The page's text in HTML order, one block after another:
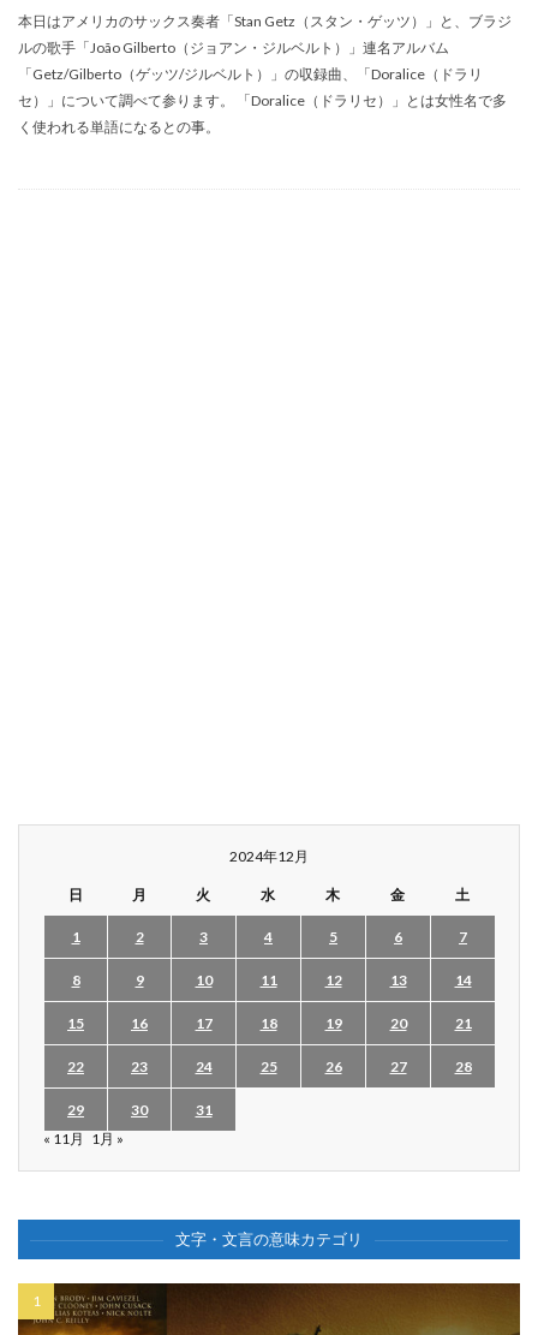
本日はアメリカのサックス奏者「Stan Getz（スタン・ゲッツ）」と、ブラジ
ルの歌手「João Gilberto（ジョアン・ジルベルト）」連名アルバム
「Getz/Gilberto（ゲッツ/ジルベルト）」の収録曲、「Doralice（ドラリ
セ）」について調べて参ります。 「Doralice（ドラリセ）」とは女性名で多
く使われる単語になるとの事。
2024年12月
日 月 火 水 木 金 土
1 2 3 4 5 6 7
8 9 10 11 12 13 14
15 16 17 18 19 20 21
22 23 24 25 26 27 28
29 30
31
« 11月 1月 »
文字・文言の意味カテゴリ